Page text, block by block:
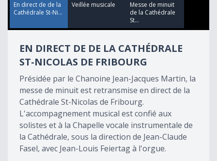
38
minutes,
seconds
En direct de de la
Cathédrale St-Ni...
Veillée musicale
Messe de minuit
de la Cathédrale
St...
EN DIRECT DE DE LA CATHÉDRALE
ST-NICOLAS DE FRIBOURG
Présidée par le Chanoine Jean-Jacques Martin, la
messe de minuit est retransmise en direct de la
Cathédrale St-Nicolas de Fribourg.
L'accompagnement musical est confié aux
solistes et à la Chapelle vocale instrumentale de
la Cathédrale, sous la direction de Jean-Claude
Fasel, avec Jean-Louis Feiertag à l'orgue.